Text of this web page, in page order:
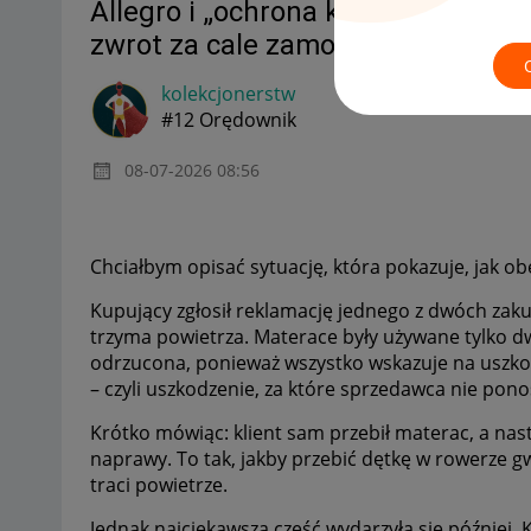
Allegro i „ochrona kupujących”
zwrot za cale zamowienie :-)
kolekcjonerstw
#12 Orędownik
‎08-07-2026 08:56
Chciałbym opisać sytuację, która pokazuje, jak
Kupujący zgłosił reklamację jednego z dwóch
trzyma powietrza. Materace były używane tylko
odrzucona, ponieważ wszystko wskazuje na
– czyli uszkodzenie, za które sprzedawca nie
Krótko mówiąc: klient sam przebił materac, a
naprawy. To tak, jakby przebić dętkę w rowerze
traci powietrze.